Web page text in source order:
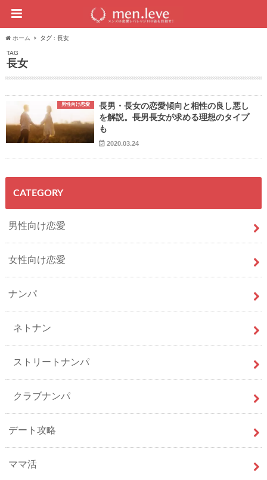
ホーム タグ : 長女
TAG
長女
男性向け恋愛
長男・長女の恋愛傾向と相性の良し悪し
を解説。長男長女が求める理想のタイプ
も
2020.03.24
CATEGORY
男性向け恋愛
女性向け恋愛
ナンパ
ネトナン
ストリートナンパ
クラブナンパ
デート攻略
ママ活